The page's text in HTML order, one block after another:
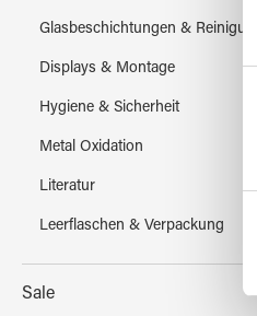
Glasbeschichtungen & Reinigung
Displays & Montage
Hygiene & Sicherheit
Metal Oxidation
Literatur
Leerflaschen & Verpackung
Sale